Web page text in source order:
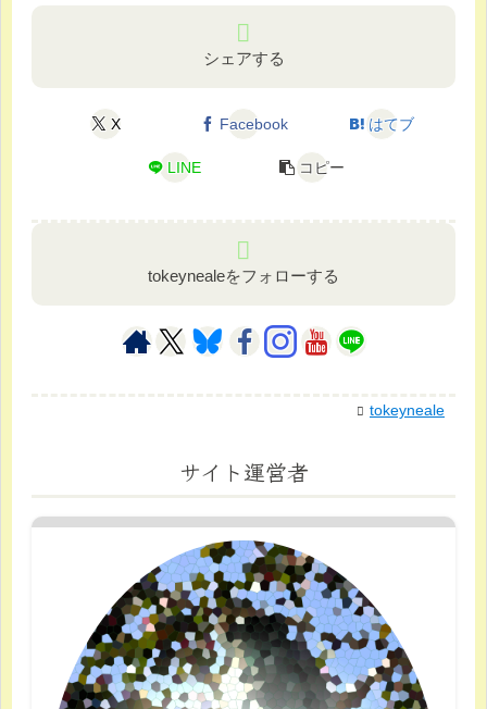
シェアする
X Facebook はてブ
LINE コピー
tokeynealeをフォローする
tokeyneale
サイト運営者